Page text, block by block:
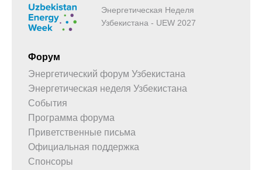
Энергетическая Неделя
Узбекистана - UEW 2027
Форум
Энергетический форум Узбекистана
Энергетическая неделя Узбекистана
События
Программа форума
Приветственные письма
Официальная поддержка
Спонсоры